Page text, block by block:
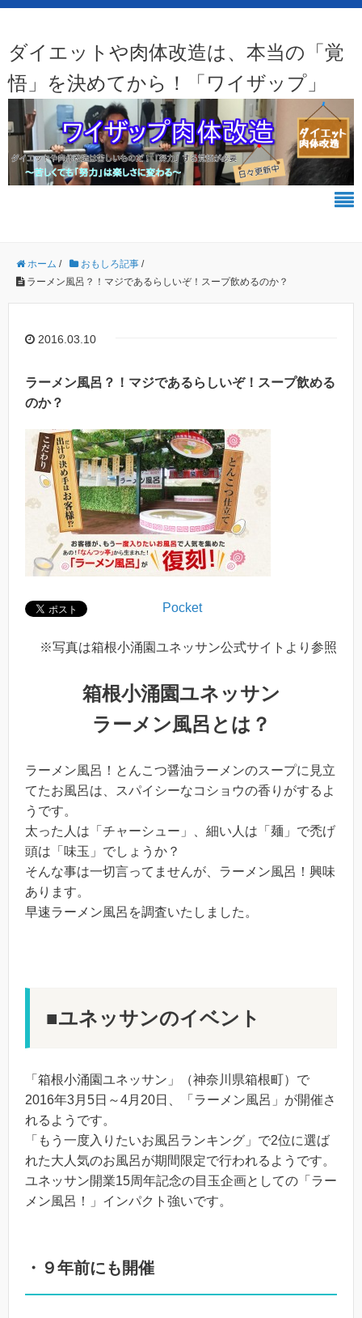
ダイエットや肉体改造は、本当の「覚
悟」を決めてから！「ワイザップ」
ホーム / おもしろ記事 /
ラーメン風呂？！マジであるらしいぞ！スープ飲めるのか？
2016.03.10
ラーメン風呂？！マジであるらしいぞ！スープ飲める
のか？
Pocket
※写真は箱根小涌園ユネッサン公式サイトより参照
箱根小涌園ユネッサン
ラーメン風呂とは？
ラーメン風呂！とんこつ醤油ラーメンのスープに見立
てたお風呂は、スパイシーなコショウの香りがするよ
うです。
太った人は「チャーシュー」、細い人は「麺」で禿げ
頭は「味玉」でしょうか？
そんな事は一切言ってませんが、ラーメン風呂！興味
あります。
早速ラーメン風呂を調査いたしました。
■ユネッサンのイベント
「箱根小涌園ユネッサン」（神奈川県箱根町）で
2016年3月5日～4月20日、「ラーメン風呂」が開催さ
れるようです。
「もう一度入りたいお風呂ランキング」で2位に選ば
れた大人気のお風呂が期間限定で行われるようです。
ユネッサン開業15周年記念の目玉企画としての「ラー
メン風呂！」インパクト強いです。
・９年前にも開催